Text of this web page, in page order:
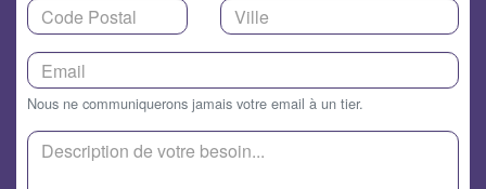
Nous ne communiquerons jamais votre email à un tier.